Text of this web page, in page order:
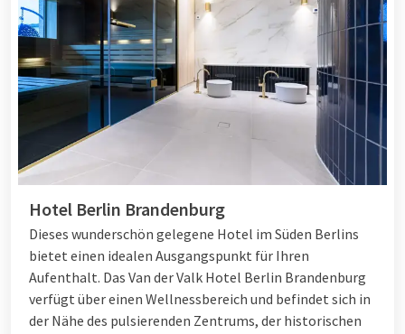
Hotel Berlin Brandenburg
Dieses wunderschön gelegene Hotel im Süden Berlins
bietet einen idealen Ausgangspunkt für Ihren
Aufenthalt. Das Van der Valk Hotel Berlin Brandenburg
verfügt über einen Wellnessbereich und befindet sich in
der Nähe des pulsierenden Zentrums, der historischen